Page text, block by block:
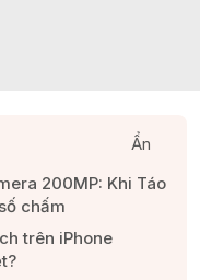
Ẩn
200MP: Khi Táo
chấm​
trên iPhone